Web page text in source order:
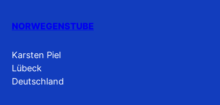
NORWEGENSTUBE
Karsten Piel
Lübeck
Deutschland